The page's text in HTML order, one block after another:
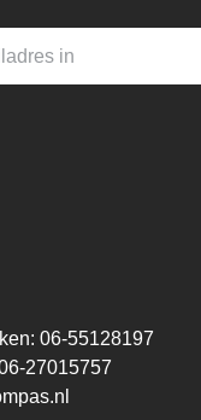
06-55128197
27015757